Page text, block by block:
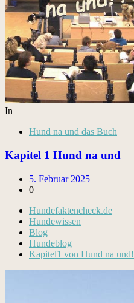
In
Hund na und das Buch
Kapitel 1 Hund na und
5. Februar 2025
0
Hundefaktencheck.de
Hundewissen
Blog
Hundeblog
Kapitel1 von Hund na und!